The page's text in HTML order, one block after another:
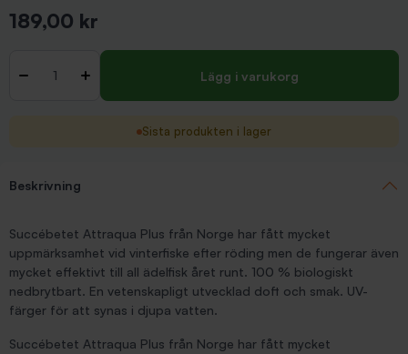
189,00 kr
- + Lägg i varukorg
Sista produkten i lager
Beskrivning
Succébetet Attraqua Plus från Norge har fått mycket
uppmärksamhet vid vinterfiske efter röding men de fungerar även
mycket effektivt till all ädelfisk året runt. 100 % biologiskt
nedbrytbart. En vetenskapligt utvecklad doft och smak. UV-
färger för att synas i djupa vatten.
Succébetet Attraqua Plus från Norge har fått mycket